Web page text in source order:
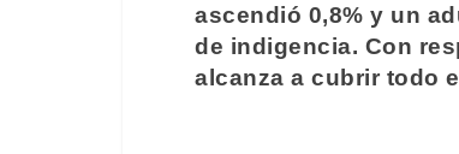
ascendió 0,8% y un
de indigencia. Con
alcanza a cubrir todo